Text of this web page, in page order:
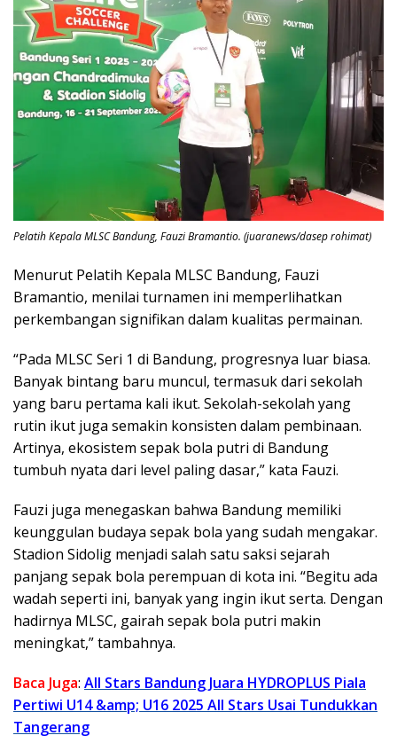
Pelatih Kepala MLSC Bandung, Fauzi Bramantio. (juaranews/dasep rohimat)
Menurut Pelatih Kepala MLSC Bandung, Fauzi
Bramantio, menilai turnamen ini memperlihatkan
perkembangan signifikan dalam kualitas permainan.
“Pada MLSC Seri 1 di Bandung, progresnya luar biasa.
Banyak bintang baru muncul, termasuk dari sekolah
yang baru pertama kali ikut. Sekolah-sekolah yang
rutin ikut juga semakin konsisten dalam pembinaan.
Artinya, ekosistem sepak bola putri di Bandung
tumbuh nyata dari level paling dasar,” kata Fauzi.
Fauzi juga menegaskan bahwa Bandung memiliki
keunggulan budaya sepak bola yang sudah mengakar.
Stadion Sidolig menjadi salah satu saksi sejarah
panjang sepak bola perempuan di kota ini. “Begitu ada
wadah seperti ini, banyak yang ingin ikut serta. Dengan
hadirnya MLSC, gairah sepak bola putri makin
meningkat,” tambahnya.
Baca Juga: All Stars Bandung Juara HYDROPLUS Piala
Pertiwi U14 &amp; U16 2025 All Stars Usai Tundukkan
Tangerang